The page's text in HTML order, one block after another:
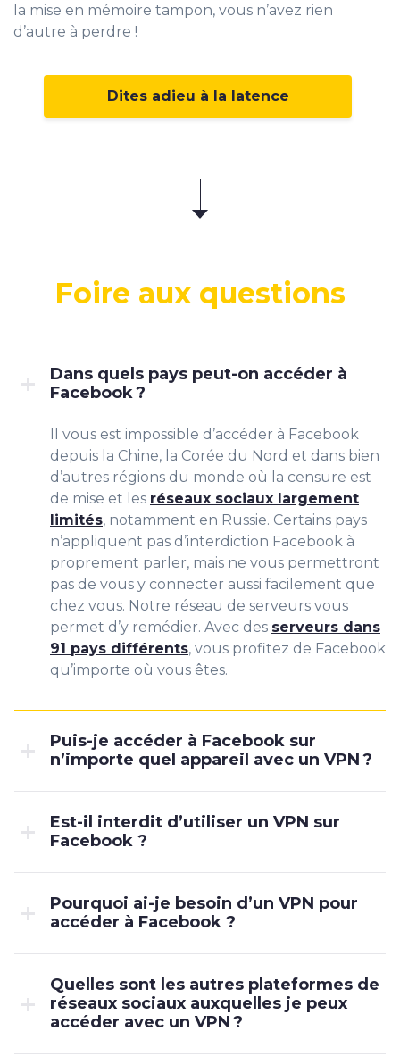
la mise en mémoire tampon, vous n’avez rien
d’autre à perdre !
Dites adieu à la latence
Foire aux questions
Dans quels pays peut-on accéder à
Facebook ?
Il vous est impossible d’accéder à Facebook
depuis la Chine, la Corée du Nord et dans bien
d’autres régions du monde où la censure est
de mise et les réseaux sociaux largement
limités, notamment en Russie. Certains pays
n’appliquent pas d’interdiction Facebook à
proprement parler, mais ne vous permettront
pas de vous y connecter aussi facilement que
chez vous. Notre réseau de serveurs vous
permet d’y remédier. Avec des serveurs dans
91 pays différents, vous profitez de Facebook
qu’importe où vous êtes.
Puis-je accéder à Facebook sur
n’importe quel appareil avec un VPN ?
Est-il interdit d’utiliser un VPN sur
Facebook ?
Pourquoi ai-je besoin d’un VPN pour
accéder à Facebook ?
Quelles sont les autres plateformes de
réseaux sociaux auxquelles je peux
accéder avec un VPN ?